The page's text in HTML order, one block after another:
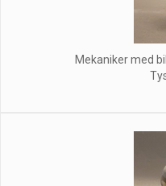
Mekaniker med